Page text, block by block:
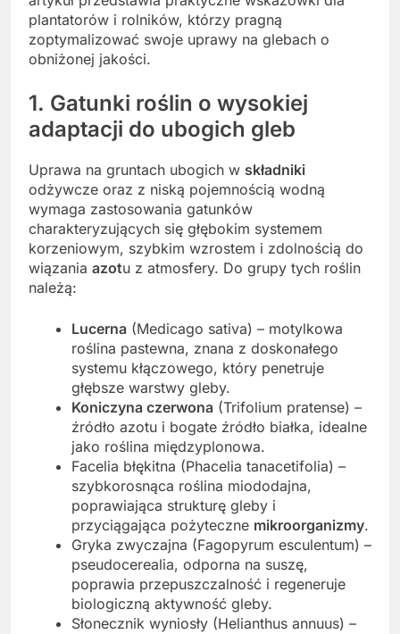
plantatorów i rolników, którzy pragną
zoptymalizować swoje uprawy na glebach o
obniżonej jakości.
1. Gatunki roślin o wysokiej
adaptacji do ubogich gleb
Uprawa na gruntach ubogich w składniki
odżywcze oraz z niską pojemnością wodną
wymaga zastosowania gatunków
charakteryzujących się głębokim systemem
korzeniowym, szybkim wzrostem i zdolnością do
wiązania azotu z atmosfery. Do grupy tych roślin
należą:
Lucerna (Medicago sativa) – motylkowa
roślina pastewna, znana z doskonałego
systemu kłączowego, który penetruje
głębsze warstwy gleby.
Koniczyna czerwona (Trifolium pratense) –
źródło azotu i bogate źródło białka, idealne
jako roślina międzyplonowa.
Facelia błękitna (Phacelia tanacetifolia) –
szybkorosnąca roślina miododajna,
poprawiająca strukturę gleby i
przyciągająca pożyteczne mikroorganizmy.
Gryka zwyczajna (Fagopyrum esculentum) –
pseudocerealia, odporna na suszę,
poprawia przepuszczalność i regeneruje
biologiczną aktywność gleby.
Słonecznik wyniosły (Helianthus annuus) –